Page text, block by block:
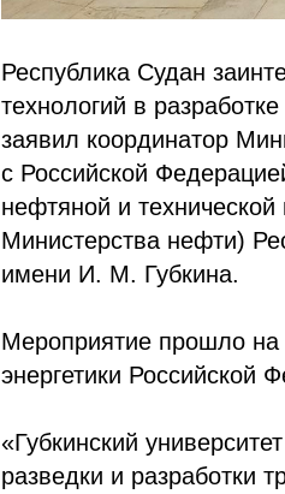
Республика Судан
технологий в
заявил координатор
с Российской
нефтяной и
Министерства нефти)
имени И. М. Губкина.
Мероприятие прошло на
энергетики Российской
«Губкинский
разведки и разработки